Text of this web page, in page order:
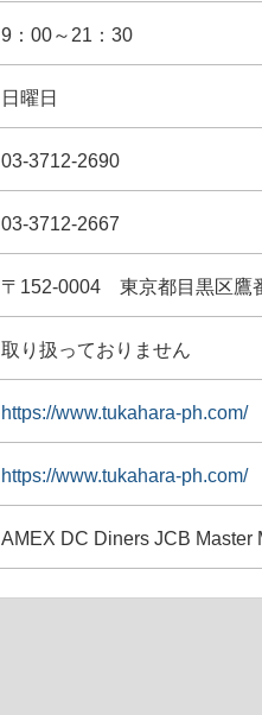
9：00～21：30
日曜日
03-3712-2690
03-3712-2667
〒152-0004 東京都目黒区鷹
取り扱っておりません
https://www.tukahara-ph.com/
https://www.tukahara-ph.com/
AMEX DC Diners JCB Master